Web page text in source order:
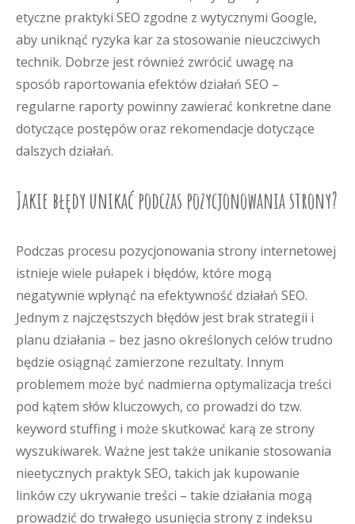
etyczne praktyki SEO zgodne z wytycznymi Google,
aby uniknąć ryzyka kar za stosowanie nieuczciwych
technik. Dobrze jest również zwrócić uwagę na
sposób raportowania efektów działań SEO –
regularne raporty powinny zawierać konkretne dane
dotyczące postępów oraz rekomendacje dotyczące
dalszych działań.
Jakie błędy unikać podczas pozycjonowania strony?
Podczas procesu pozycjonowania strony internetowej
istnieje wiele pułapek i błędów, które mogą
negatywnie wpłynąć na efektywność działań SEO.
Jednym z najczęstszych błędów jest brak strategii i
planu działania – bez jasno określonych celów trudno
będzie osiągnąć zamierzone rezultaty. Innym
problemem może być nadmierna optymalizacja treści
pod kątem słów kluczowych, co prowadzi do tzw.
keyword stuffing i może skutkować karą ze strony
wyszukiwarek. Ważne jest także unikanie stosowania
nieetycznych praktyk SEO, takich jak kupowanie
linków czy ukrywanie treści – takie działania mogą
prowadzić do trwałego usunięcia strony z indeksu